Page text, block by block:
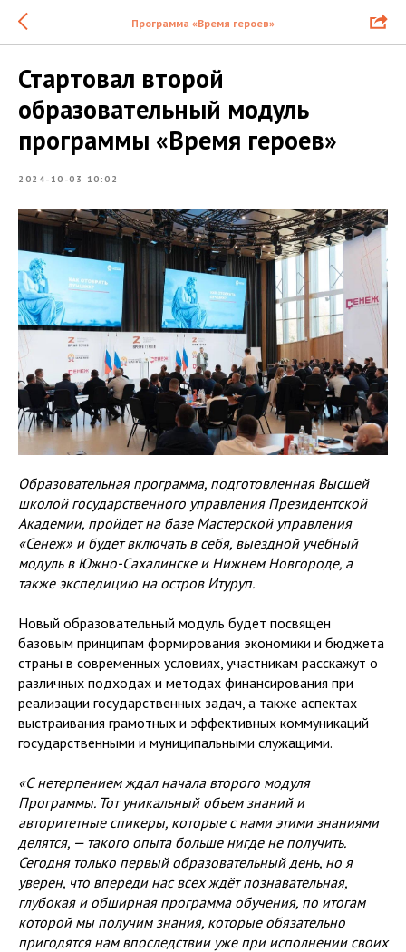
Программа «Время героев»
Стартовал второй
образовательный модуль
программы «Время героев»
2024-10-03 10:02
Образовательная программа, подготовленная Высшей
школой государственного управления Президентской
Академии, пройдет на базе Мастерской управления
«Сенеж» и будет включать в себя, выездной учебный
модуль в Южно-Сахалинске и Нижнем Новгороде, а
также экспедицию на остров Итуруп.
Новый образовательный модуль будет посвящен
базовым принципам формирования экономики и бюджета
страны в современных условиях, участникам расскажут о
различных подходах и методах финансирования при
реализации государственных задач, а также аспектах
выстраивания грамотных и эффективных коммуникаций
государственными и муниципальными служащими.
«С нетерпением ждал начала второго модуля
Программы. Тот уникальный объем знаний и
авторитетные спикеры, которые с нами этими знаниями
делятся, — такого опыта больше нигде не получить.
Сегодня только первый образовательный день, но я
уверен, что впереди нас всех ждёт познавательная,
глубокая и обширная программа обучения, по итогам
которой мы получим знания, которые обязательно
пригодятся нам впоследствии уже при исполнении своих